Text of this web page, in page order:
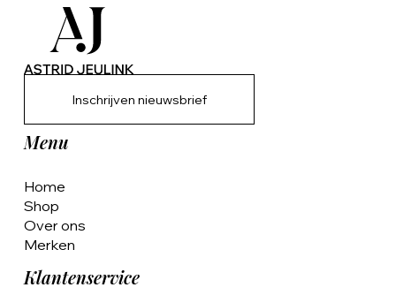
Inschrijven nieuwsbrief
Menu
Home
Shop
Over ons
Merken
Klantenservice